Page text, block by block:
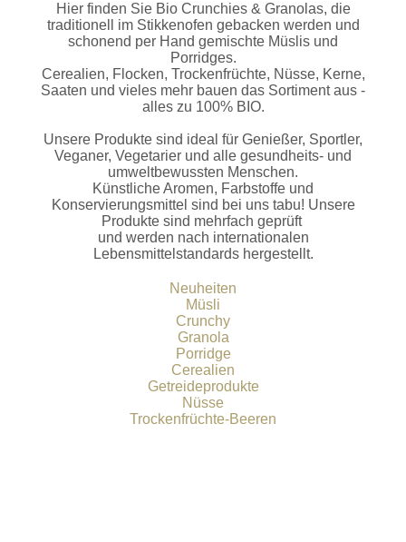
Hier finden Sie Bio Crunchies & Granolas, die
traditionell im Stikkenofen gebacken werden und
schonend per Hand gemischte Müslis und
Porridges.
Cerealien, Flocken, Trockenfrüchte, Nüsse, Kerne,
Saaten und vieles mehr bauen das Sortiment aus -
alles zu 100% BIO.
Unsere Produkte sind ideal für Genießer, Sportler,
Veganer, Vegetarier und alle gesundheits- und
umweltbewussten Menschen.
Künstliche Aromen, Farbstoffe und
Konservierungsmittel sind bei uns tabu! Unsere
Produkte sind mehrfach geprüft
und werden nach internationalen
Lebensmittelstandards hergestellt.
Neuheiten
Müsli
Crunchy
Granola
Porridge
Cerealien
Getreideprodukte
Nüsse
Trockenfrüchte-Beeren